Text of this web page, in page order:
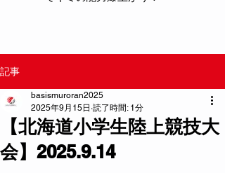
記事
【北海道小学生陸上競技大
会】2025.9.14
basismuroran2025
2025年9月15日 読了時間: 1分